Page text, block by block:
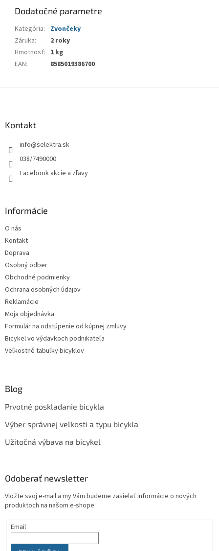
Dodatočné parametre
Kategória:
Zvončeky
Záruka:
2 roky
Hmotnosť: 1 kg
EAN: 8585019386700
Kontakt
info@selektra.sk
038/7490000
Facebook akcie a zľavy
Informácie
O nás
Kontakt
Doprava
Osobný odber
Obchodné podmienky
Ochrana osobných údajov
Reklamácie
Moja objednávka
Formulár na odstúpenie od kúpnej zmluvy
Bicykel vo výdavkoch podnikateľa
Veľkostné tabuľky bicyklov
Blog
Prvotné poskladanie bicykla
Výber správnej veľkosti a typu bicykla
Užitočná výbava na bicykel
Odoberať newsletter
Vložte svoj e-mail a my Vám budeme zasielať informácie o nových
produktoch na našom e-shope.
Email